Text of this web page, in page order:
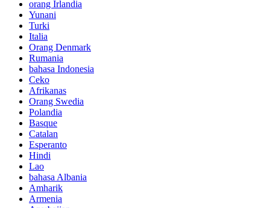
orang Irlandia
Yunani
Turki
Italia
Orang Denmark
Rumania
bahasa Indonesia
Ceko
Afrikanas
Orang Swedia
Polandia
Basque
Catalan
Esperanto
Hindi
Lao
bahasa Albania
Amharik
Armenia